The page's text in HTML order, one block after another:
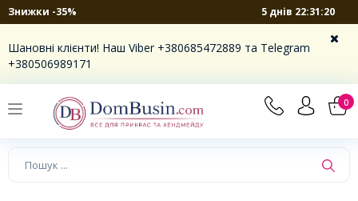
Знижки -35% 5 днів 22:31:20
Шановні клієнти! Наш Viber +380685472889 та Telegram
+380506989171
0
×